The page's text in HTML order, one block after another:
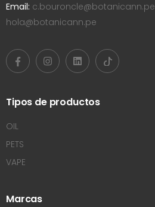
Email: c.bouroncle@botanicann.pe |
hola@botanicann.pe
Tipos de productos
OIL
PETS
VAPE
Marcas